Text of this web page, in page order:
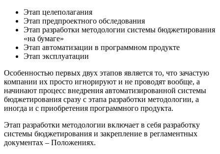
Этап целеполагания
Этап предпроектного обследования
Этап разработки методологии системы бюджетирования
«на бумаге»
Этап автоматизации в программном продукте
Этап эксплуатации
Особенностью первых двух этапов является то, что зачастую
компании их просто игнорируют и не проводят вообще, а
начинают процесс внедрения автоматизированной системы
бюджетирования сразу с этапа разработки методологии, а
иногда и с приобретения программного продукта.
Этап разработки методологии включает в себя разработку
системы бюджетирования и закрепление в регламентных
документах – Положениях.